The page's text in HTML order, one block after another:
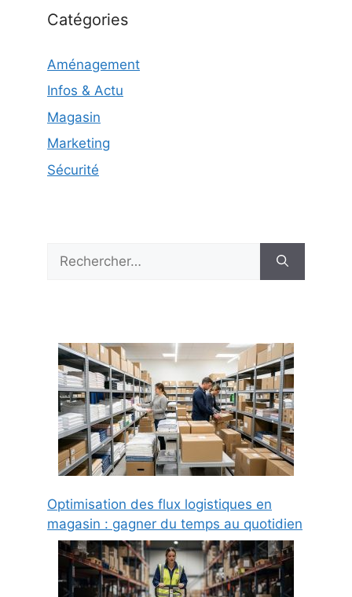
Catégories
Aménagement
Infos & Actu
Magasin
Marketing
Sécurité
Optimisation des flux logistiques en
magasin : gagner du temps au quotidien